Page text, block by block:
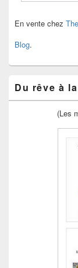
En vente chez
Blog.
Du rêve à
(Les